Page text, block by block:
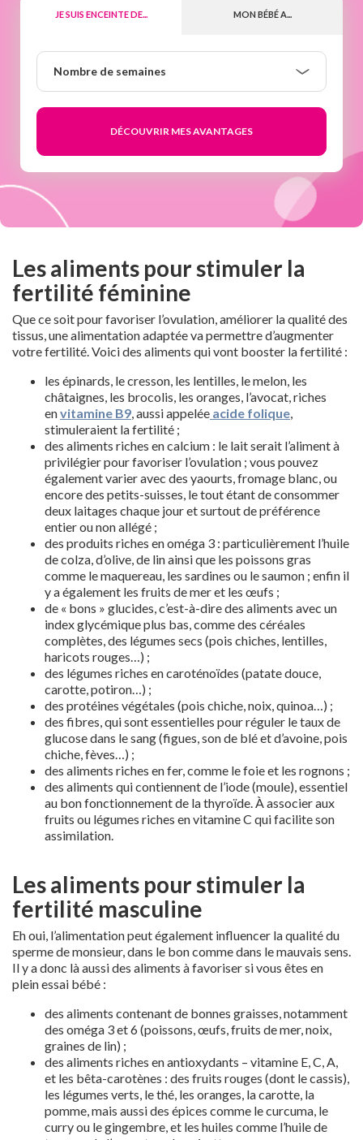
JE SUIS ENCEINTE DE... MON BÉBÉ A...
semaines
Nombre de semaines
Les aliments pour stimuler la
fertilité féminine
Que ce soit pour favoriser l’ovulation, améliorer la qualité des
tissus, une alimentation adaptée va permettre d’augmenter
votre fertilité. Voici des aliments qui vont booster la fertilité :
les épinards, le cresson, les lentilles, le melon, les
châtaignes, les brocolis, les oranges, l’avocat, riches
envitamine B9 , aussi appelée acide folique
stimuleraient la fertilité ;
des aliments riches en calcium : le lait serait l’aliment à
privilégier pour favoriser l’ovulation ; vous pouvez
également varier avec des yaourts, fromage blanc, ou
encore des petits-suisses, le tout étant de consommer
deux laitages chaque jour et surtout de préférence
entier ou non allégé ;
des produits riches en oméga 3 : particulièrement l’huile
de colza, d’olive, de lin ainsi que les poissons gras
comme le maquereau, les sardines ou le saumon ; enfin il
y a également les fruits de mer et les œufs ;
de « bons » glucides, c’est-à-dire des aliments avec un
index glycémique plus bas, comme des céréales
complètes, des légumes secs (pois chiches, lentilles,
haricots rouges…) ;
des légumes riches en caroténoïdes (patate douce,
carotte, potiron…) ;
des protéines végétales (pois chiche, noix, quinoa…) ;
des fibres, qui sont essentielles pour réguler le taux de
glucose dans le sang (figues, son de blé et d’avoine, pois
chiche, fèves…) ;
des aliments riches en fer, comme le foie et les rognons ;
des aliments qui contiennent de l’iode (moule), essentiel
au bon fonctionnement de la thyroïde. À associer aux
fruits ou légumes riches en vitamine C qui facilite son
assimilation.
Les aliments pour stimuler la
fertilité masculine
Eh oui, l’alimentation peut également influencer la qualité du
sperme de monsieur, dans le bon comme dans le mauvais sens.
Il y a donc là aussi des aliments à favoriser si vous êtes en
plein essai bébé :
des aliments contenant de bonnes graisses, notamment
des oméga 3 et 6 (poissons, œufs, fruits de mer, noix,
graines de lin) ;
des aliments riches en antioxydants – vitamine E, C, A,
et les bêta-carotènes : des fruits rouges (dont le cassis),
les légumes verts, le thé, les oranges, la carotte, la
pomme, mais aussi des épices comme le curcuma, le
curry ou le gingembre, et les huiles comme l’huile de